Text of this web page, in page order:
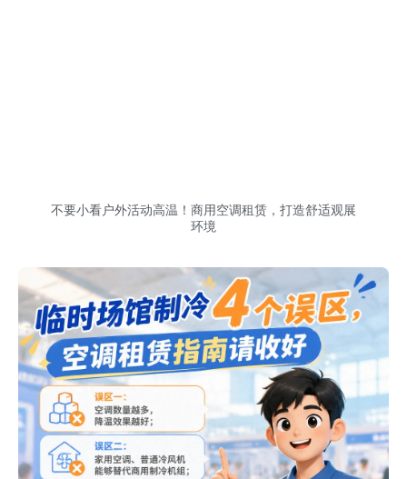
不要小看户外活动高温！商用空调租赁，打造舒适观展
环境